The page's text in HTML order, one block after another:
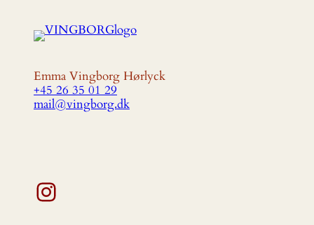
Emma Vingborg Hørlyck
+45 26 35 01 29
mail@vingborg.dk
Instagram